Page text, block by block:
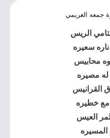
جمعه العريمي
الريس
سعيره
محابيس
له مصيره
القرانيس
مع خطيره
العيس
المسيره